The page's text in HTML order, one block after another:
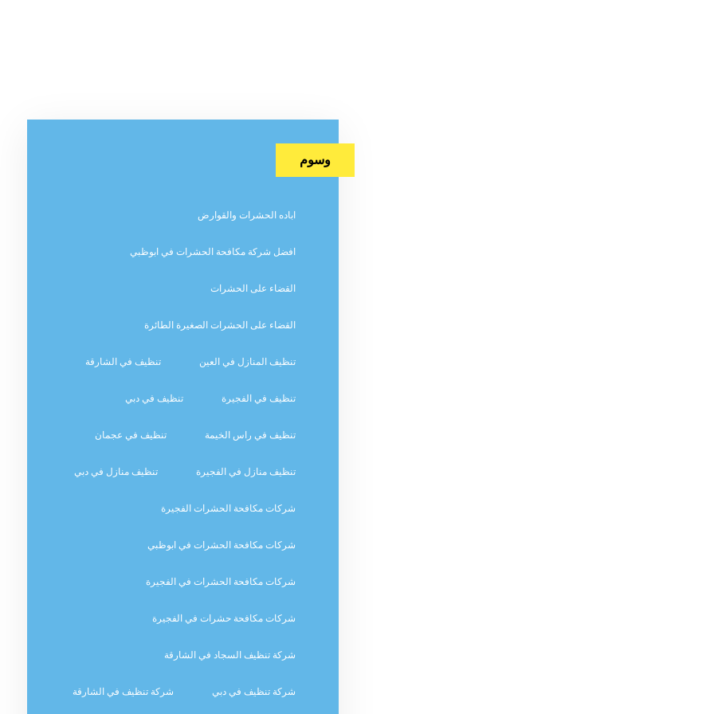
وسوم
اباده الحشرات والقوارض
افضل شركة مكافحة الحشرات في ابوظبي
القضاء على الحشرات
القضاء على الحشرات الصغيرة الطائرة
تنظيف المنازل في العين تنظيف في الشارقة
تنظيف في الفجيرة تنظيف في دبي
تنظيف في راس الخيمة تنظيف في عجمان
تنظيف منازل في الفجيرة تنظيف منازل في دبي
شركات مكافحة الحشرات الفجيرة
شركات مكافحة الحشرات في ابوظبي
شركات مكافحة الحشرات في الفجيرة
شركات مكافحة حشرات في الفجيرة
شركة تنظيف السجاد في الشارقة
شركة تنظيف في دبي شركة تنظيف في الشارقة